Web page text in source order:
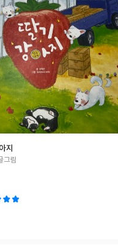
없어서 속상해 하는 주인 아주
둑을 찾기로 결심한다.자신이
을 찾는 우리 딸기 강아지!그
기 씨를 먹은 범인을 찾을 수
하는 모습들에서 고양이와 강아지의
는 부분들이 너무 귀여운 포인
야기도 너무 귀여워서 개인적으
지에 있는 범인의 모습과 딸기
찾아보는 것도 너무 재밌을 것
읽히는 문장들로 귀여운 것들
겨울에 읽기 좋은 책이다. 딸기
이후에도 재미있게 읽기 좋은
지
그림